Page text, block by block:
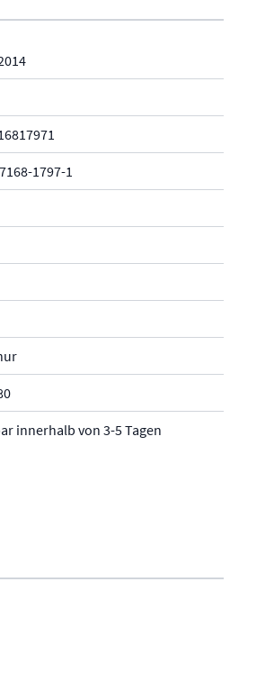
1797-1
innerhalb von 3-5 Tagen